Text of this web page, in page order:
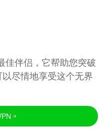
佳伴侣，它帮助您突破
尽情地享受这个无界